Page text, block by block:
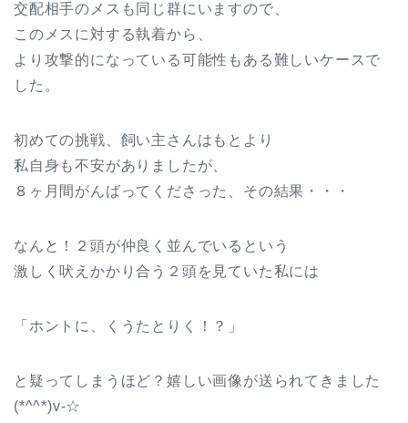
交配相手のメスも同じ群にいますので、
このメスに対する執着から、
より攻撃的になっている可能性もある難しいケースで
した。
初めての挑戦、飼い主さんはもとより
私自身も不安がありましたが、
８ヶ月間がんばってくださった、その結果・・・
なんと！２頭が仲良く並んでいるという
激しく吠えかかり合う２頭を見ていた私には
「ホントに、くうたとりく！？」
と疑ってしまうほど？嬉しい画像が送られてきました
(*^^*)v-☆